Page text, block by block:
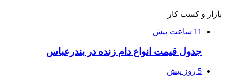
بازار و کسب کار
11 ساعت پیش
جدول قیمت انواع دام زنده در بندرعباس
5 روز پیش